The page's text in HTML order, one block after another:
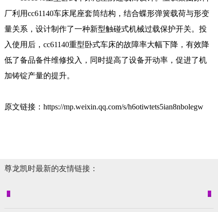
厂利用cc61140车床尾座套筒结构，结合蝶形弹簧载荷与形变
量关系，设计制作了一种新型触碰式机械过载保护开关。投
入使用后，cc61140重型卧式车床的故障率大幅下降，有效降
低了备品备件维修投入，同时提高了设备开动率，促进了机
加铸锭产量的提升。
原文链接：https://mp.weixin.qq.com/s/h6otiwtets5ian8nbolegw
尊龙凯时最新的友情链接：